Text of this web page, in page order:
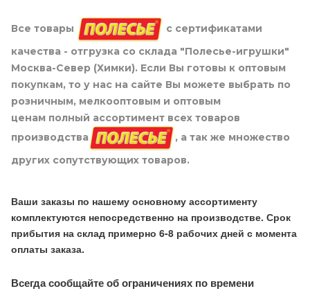
Все товары
с сертификатами
качества - отгрузка со склада "Полесье-игрушки"
Москва-Север (Химки). Если Вы готовы к оптовым
покупкам, то у нас на сайте Вы можете выбрать по
розничным, мелкооптовым и оптовым
ценам полный ассортимент всех товаров
производства
, а так же множество
других сопутствующих товаров.
Ваши заказы по нашему основному ассортименту
комплектуются непосредственно на производстве. Срок
прибытия на склад примерно 6-8 рабочих дней с момента
оплаты заказа.
Всегда сообщайте об ограничениях по времени